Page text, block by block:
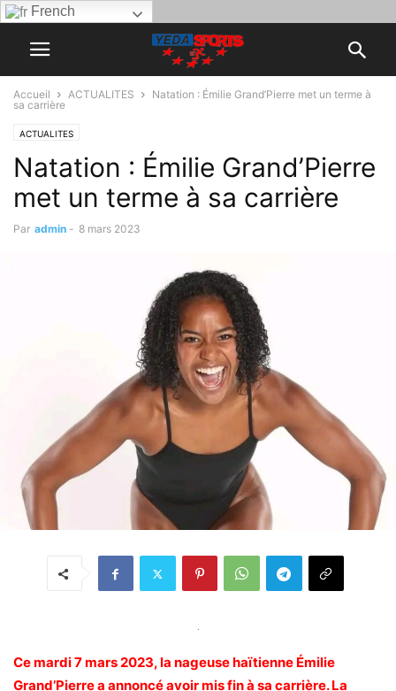
French
Accueil ACTUALITES
Natation : Émilie Grand’Pierre met un terme à
sa carrière
ACTUALITES
Natation : Émilie Grand’Pierre
met un terme à sa carrière
Par admin - 8 mars 2023
Ce mardi 7 mars 2023, la nageuse haïtienne Émilie
Grand’Pierre a annoncé avoir mis fin à sa carrière. La